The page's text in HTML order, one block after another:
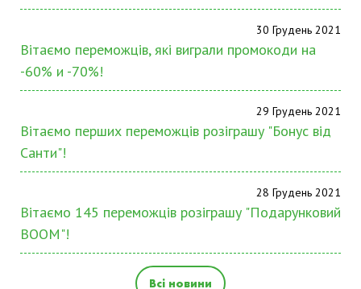
30 Грудень 2021
Вітаємо переможців, які виграли промокоди на
-60% и -70%!
29 Грудень 2021
Вітаємо перших переможців розіграшу "Бонус від
Санти"!
28 Грудень 2021
Вітаємо 145 переможців розіграшу "Подарунковий
BOOM"!
Всі новини